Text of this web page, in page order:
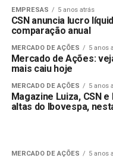
EMPRESAS 5 anos atrás
CSN anuncia lucro
comparação anual
MERCADO DE AÇÕES 5 anos
Mercado de Ações:
mais caiu hoje
MERCADO DE AÇÕES 5 anos
Magazine Luiza, CSN
altas do Ibovespa,
MERCADO DE AÇÕES 5 anos